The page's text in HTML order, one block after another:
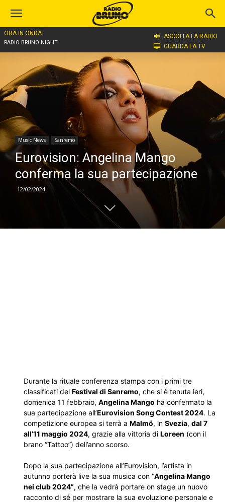
ORA IN ONDA
RADIO BRUNO NIGHT
ASCOLTA LA RADIO
GUARDA LA TV
Home
Music News Sanremo
Eurovision: Angelina Mango
conferma la sua partecipazione
12/02/2024
Durante la rituale conferenza stampa con i primi tre
classificati del Festival di Sanremo, che si è tenuta ieri,
domenica 11 febbraio, Angelina Mango ha confermato la
sua partecipazione all’Eurovision Song Contest 2024. La
competizione europea si terrà a Malmö, in Svezia, dal 7
all’11 maggio 2024, grazie alla vittoria di Loreen (con il
brano “Tattoo”) dell’anno scorso.
Dopo la sua partecipazione all’Eurovision, l’artista in
autunno porterà live la sua musica con “Angelina Mango
nei club 2024”, che la vedrà portare on stage un nuovo
racconto di sé per mostrare la sua evoluzione personale e